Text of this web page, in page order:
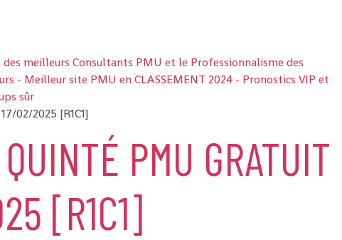
des meilleurs Consultants PMU et le Professionnalisme des
- Meilleur site PMU en CLASSEMENT 2024 - Pronostics VIP et
sûr
02/2025 [R1C1]
PMU GRATUIT
[R1C1]